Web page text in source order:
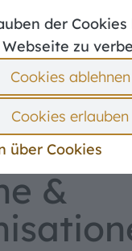
der
zu
Cookies ablehnen
über Cookies
Cookies erlauben
Hilfe
&